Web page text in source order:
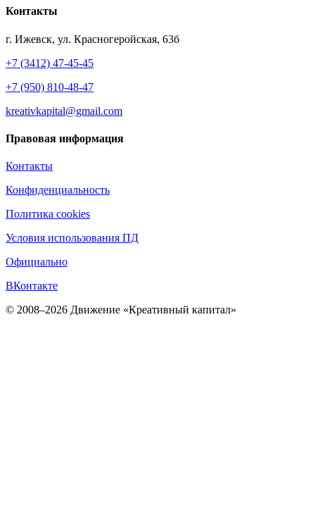
Контакты
г. Ижевск, ул. Красногеройская, 63б
+7 (3412) 47-45-45
+7 (950) 810-48-47
kreativkapital@gmail.com
Правовая информация
Контакты
Конфиденциальность
Политика cookies
Условия использования ПД
Официально
ВКонтакте
© 2008–2026 Движение «Креативный капитал»